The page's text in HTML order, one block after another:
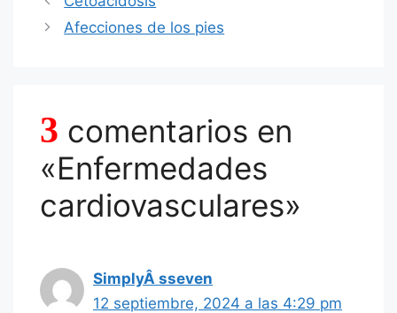
o
p
ar
Afecciones de los pies
3 comentarios en
«Enfermedades
cardiovasculares»
SimplyÂ sseven
12 septiembre, 2024 a las 4:29 pm